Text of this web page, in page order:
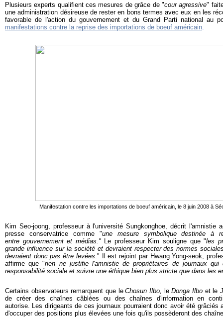
Plusieurs experts qualifient ces mesures de grâce de "cour agressive"
une administration désireuse de rester en bons termes avec eux en les
favorable de l'action du gouvernement et du Grand Parti national au
manifestations contre la reprise des importations de boeuf américain.
Manifestation contre les importations de boeuf américain, le 8 juin 2008 à
Kim Seo-joong, professeur à l'université Sungkonghoe, décrit l'amnistie
presse conservatrice comme "une mesure symbolique destinée à
entre gouvernement et médias."Le professeur Kim souligne que "les
grande influence sur la société et devraient respecter des normes
devraient donc pas être levées." Il est rejoint par Hwang Yong-seok,
affirme que "rien ne justifie l'amnistie de propriétaires de journaux
responsabilité sociale et suivre une éthique bien plus stricte que dans les
Certains observateurs remarquent que le Chosun Ilbo, leDonga Ilbo et le
de créer des chaînes câblées ou des chaînes d'information en
autorise. Les dirigeants de ces journaux pourraient donc avoir été grâciés
d'occuper des positions plus élevées une fois qu'ils possèderont des